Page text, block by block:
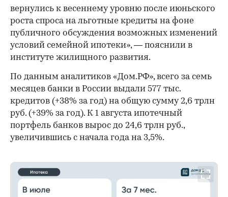
вернулись к весеннему уровню после июньского
роста спроса на льготные кредиты на фоне
публичного обсуждения возможных изменений
условий семейной ипотеки», — пояснили в
институте жилищного развития.
По данным аналитиков «Дом.РФ», всего за семь
месяцев банки в России выдали 577 тыс.
кредитов (+38% за год) на общую сумму 2,6 трлн
руб. (+39% за год). К 1 августа ипотечный
портфель банков вырос до 24,6 трлн руб.,
увеличившись с начала года на 3,5%.